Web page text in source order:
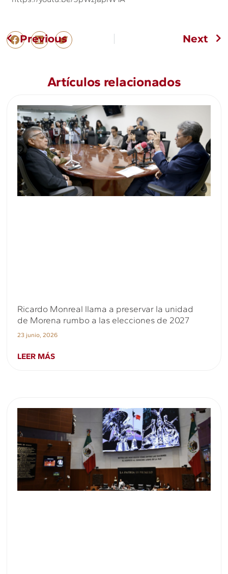
Previous Next
Artículos relacionados
Ricardo Monreal llama a preservar la unidad
de Morena rumbo a las elecciones de 2027
23 junio, 2026
LEER MÁS